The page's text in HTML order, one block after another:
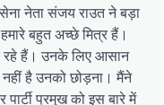
नेता संजय राउत ने बड़ा
बहुत अच्छे मित्र हैं।
हैं। उनके लिए आसान
नहीं है उनको छोड़ना। मैंने
प्रमुख को इस बारे में